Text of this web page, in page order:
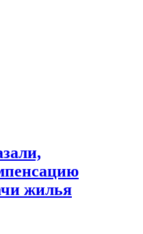
жилья